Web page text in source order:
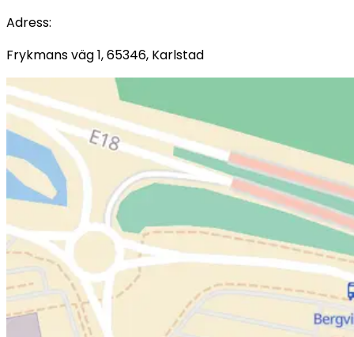
Adress:
Frykmans väg 1, 65346, Karlstad